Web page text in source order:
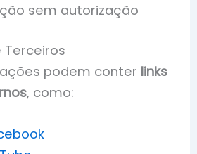
sem autorização
Terceiros
podem conter links
, como: